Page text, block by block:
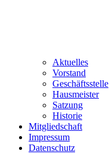
Aktuelles
Vorstand
Geschäftsstelle
Hausmeister
Satzung
Historie
Mitgliedschaft
Impressum
Datenschutz